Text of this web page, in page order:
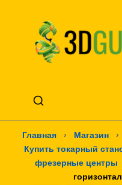
Главная › Магазин ›
Купить токарный
фрезерные центры